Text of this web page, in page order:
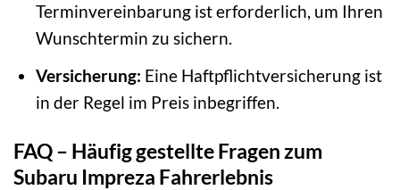
Terminvereinbarung ist erforderlich, um Ihren
Wunschtermin zu sichern.
Versicherung: Eine Haftpflichtversicherung ist
in der Regel im Preis inbegriffen.
FAQ – Häufig gestellte Fragen zum
Subaru Impreza Fahrerlebnis